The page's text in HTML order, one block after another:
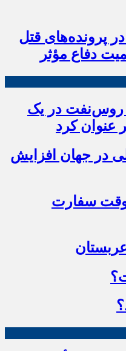
در پرونده‌های قتل
دفاع مؤثر
روس‌نفت در یک
عنوان کرد
در جهان افزایش
وقت سفارت